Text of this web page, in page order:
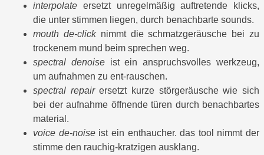
interpolate ersetzt unregelmäßig auftretende klicks,
die unter stimmen liegen, durch benachbarte sounds.
mouth de-clicknimmt die schmatzgeräusche bei zu
trockenem mund beim sprechen weg.
spectral denoiseist ein anspruchsvolles werkzeug,
um aufnahmen zu ent-rauschen.
spectral repairersetzt kurze störgeräusche wie sich
bei der aufnahme öffnende türen durch benachbartes
material.
voice de-noiseist ein enthaucher. das tool nimmt der
stimme den rauchig-kratzigen ausklang.